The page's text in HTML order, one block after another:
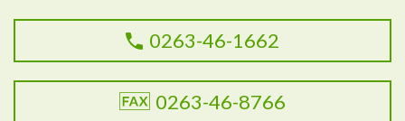
0263-46-1662
0263-46-8766